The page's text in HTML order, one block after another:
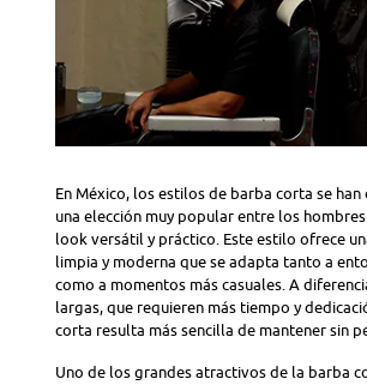
En México, los estilos de barba corta se
una elección muy popular entre los
look versátil y práctico. Este estilo ofrece
limpia y moderna que se adapta tanto a
como a momentos más casuales. A
largas, que requieren más tiempo y
corta resulta más sencilla de mantener sin
Uno de los grandes atractivos de la barba